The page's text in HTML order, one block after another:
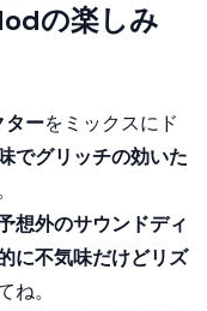
の楽しみ
ーをミックスにド
でグリッチの効いた
想外のサウンドディ
に不気味だけどリズ
ね。